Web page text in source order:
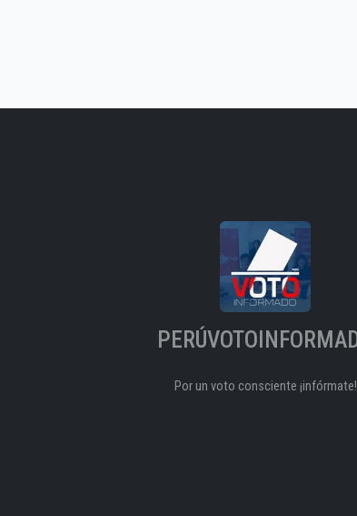
Por un voto consciente ¡infórmate!